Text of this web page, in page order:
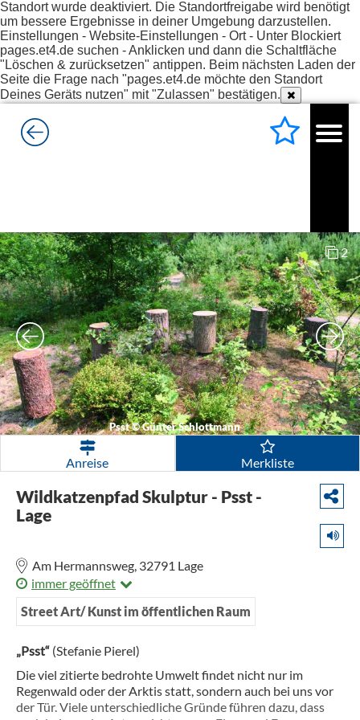
Standort wurde deaktiviert. Die Standortfreigabe wird benötigt
um bessere Ergebnisse in deiner Umgebung darzustellen.
Einstellungen - Website-Einstellungen - Ort - Unter Blockiert
pages.et4.de suchen - Anklicken und dann die Schaltfläche
"Löschen & zurücksetzen" antippen. Beim nächsten Laden der
Seite die Frage nach "pages.et4.de möchte den Standort
Deines Geräts nutzen" mit "Zulassen" bestätigen.
Psst©Günter Schlottmann
2
Anreise Merkliste
Wildkatzenpfad Skulptur - Psst -
Lage
Am Hermannsweg, 32791 Lage
immer geöffnet
Street Art/ Kunst im öffentlichen Raum
„Psst“ (Stefanie Pierel)
Die viel zitierte bedrohte Umwelt findet nicht nur im
Regenwald oder der Arktis statt, sondern auch bei uns vor
der Tür. Viele unterschiedliche Gründe führen dazu, dass